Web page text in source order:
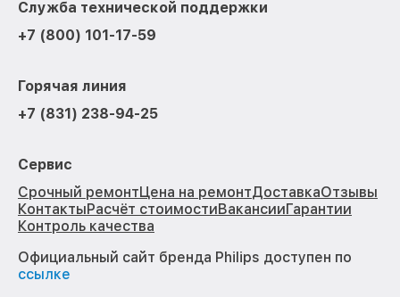
Служба технической поддержки
+7 (800) 101-17-59
Горячая линия
+7 (831) 238-94-25
Сервис
Срочный ремонтЦена на ремонтДоставкаОтзывы
КонтактыРасчёт стоимостиВакансииГарантии
Контроль качества
Официальный сайт бренда Philips доступен по
ссылке